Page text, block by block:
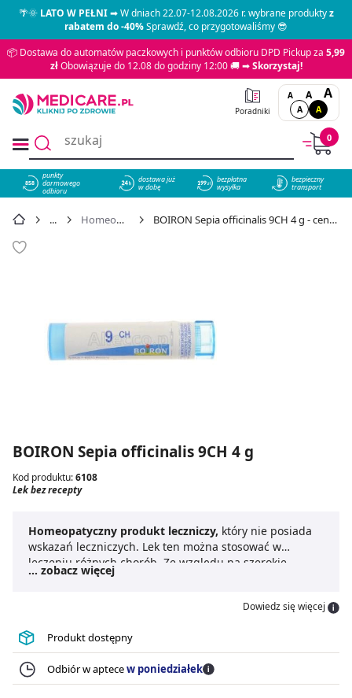
🌴🌞LATO W PEŁNI➡ W dniach 22.07-12.08.2026 r. wybrane produktyz
rabatem do -40%Sprawdź, co przygotowaliśmy 😎
📦 Dostawa do automatów paczkowych i punktów odbioru DPD Pickup za 5,99
złObowiązuje do 12.08 do godziny 12:00 🚚 ➡Skorzystaj!
Poradniki
A A A
A A
0
858
punkty
darmowego
odbioru
dostawa już
w dobę
bezpłatna
wysyłka
bezpieczny
transport
Homeopatia BOIRON Sepia officinalis 9CH 4 g - cena 15,49 zł
BOIRON Sepia officinalis 9CH 4 g
Kod produktu:6108
Lek bez recepty
Homeopatyczny produkt leczniczy, który nie posiada
wskazań leczniczych. Lek ten można stosować w
leczeniu różnych chorób. Ze względu na szerokie
zastosowanie do leku nie dodaje się ulotki, ani
... zobacz więcej
Dowiedz się więcej
Produkt dostępny
Odbiór w aptecew poniedziałek